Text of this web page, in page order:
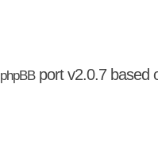
phpBBport v2.0.7 based